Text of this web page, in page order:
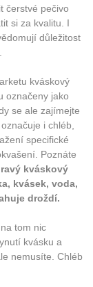
čerstvé pečivo
si za kvalitu. I
důležitost
kváskový
označeny jako
se ale zajímejte
i chléb,
specifické
Poznáte
kváskový
kvásek, voda,
droždí.
tom nic
kvásku a
nemusíte. Chléb